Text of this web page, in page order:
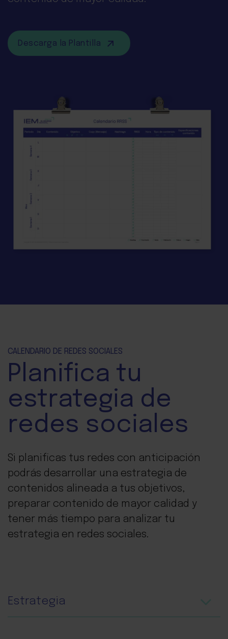
Descarga la Plantilla
CALENDARIO DE REDES SOCIALES
Planifica tu
estrategia de
redes sociales
Si planificas tus redes con anticipación
podrás desarrollar una estrategia de
contenidos alineada a tus objetivos,
preparar contenido de mayor calidad y
tener más tiempo para analizar tu
estrategia en redes sociales.
Estrategia